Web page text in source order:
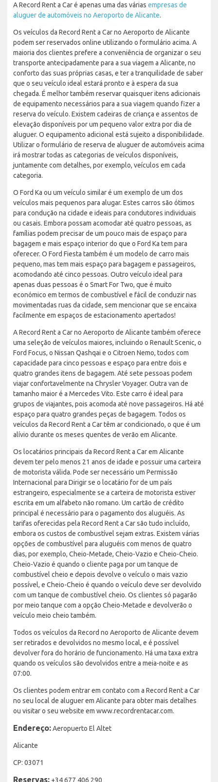
A Record Rent a Car é apenas uma das várias empresas de
aluguer de automóveis no Aeroporto de Alicante.
Os veículos da Record Rent a Car no Aeroporto de Alicante
podem ser reservados online utilizando o formulário acima. A
maioria dos clientes prefere a conveniência de organizar o seu
transporte antecipadamente para a sua viagem a Alicante, no
conforto das suas próprias casas, e ter a tranquilidade de saber
que o seu veículo ideal estará pronto e à espera da sua
chegada. É melhor também reservar quaisquer itens adicionais
de equipamento necessários para a sua viagem quando fizer a
reserva do veículo. Existem cadeiras de criança e assentos de
elevação disponíveis por um pequeno valor extra por dia de
aluguer. O equipamento adicional está sujeito a disponibilidade.
Utilizar o formulário de reserva de aluguer de automóveis acima
irá mostrar todas as categorias de veículos disponíveis,
juntamente com detalhes, por exemplo, veículos em cada
categoria.
O Ford Ka ou um veículo similar é um exemplo de um dos
veículos mais pequenos para alugar. Estes carros são ótimos
para condução na cidade e ideais para condutores individuais
ou casais. Embora possam acomodar até quatro pessoas, as
famílias podem precisar de um pouco mais de espaço para
bagagem e mais espaço interior do que o Ford Ka tem para
oferecer. O Ford Fiesta também é um modelo de carro mais
pequeno, mas tem mais espaço para bagagem e passageiros,
acomodando até cinco pessoas. Outro veículo ideal para
apenas duas pessoas é o Smart For Two, que é muito
económico em termos de combustível e fácil de conduzir nas
movimentadas ruas da cidade, sem mencionar que se encaixa
facilmente em espaços de estacionamento apertados!
A Record Rent a Car no Aeroporto de Alicante também oferece
uma seleção de veículos maiores, incluindo o Renault Scenic, o
Ford Focus, o Nissan Qashqai e o Citroen Nemo, todos com
capacidade para cinco pessoas e espaço para entre dois e
quatro grandes itens de bagagem. Até sete pessoas podem
viajar confortavelmente na Chrysler Voyager. Outra van de
tamanho maior é a Mercedes Vito. Este carro é ideal para
grupos de viajantes, pois acomoda até nove passageiros. Há até
espaço para quatro grandes peças de bagagem. Todos os
veículos da Record Rent a Car têm ar condicionado, o que é um
alívio durante os meses quentes de verão em Alicante.
Os locatários principais da Record Rent a Car em Alicante
devem ter pelo menos 21 anos de idade e possuir uma carteira
de motorista válida. Pode ser necessário um Permissão
Internacional para Dirigir se o locatário for de um país
estrangeiro, especialmente se a carteira de motorista estiver
escrita em um alfabeto não romano. Um cartão de crédito
principal é necessário para o pagamento dos aluguéis. As
tarifas oferecidas pela Record Rent a Car são tudo incluído,
embora os custos de combustível sejam extras. Existem várias
opções de combustível para aluguéis com menos de quatro
dias, por exemplo, Cheio-Metade, Cheio-Vazio e Cheio-Cheio.
Cheio-Vazio é quando o cliente paga por um tanque de
combustível cheio e depois devolve o veículo o mais vazio
possível, e Cheio-Cheio é quando o veículo deve ser devolvido
com um tanque de combustível cheio. Os clientes só pagarão
por meio tanque com a opção Cheio-Metade e devolverão o
veículo meio cheio também.
Todos os veículos da Record no Aeroporto de Alicante devem
ser retirados e devolvidos no mesmo local, e é possível
devolver fora do horário de funcionamento. Há uma taxa extra
quando os veículos são devolvidos entre a meia-noite e as
07:00.
Os clientes podem entrar em contato com a Record Rent a Car
no seu local de aluguer em Alicante para obter mais detalhes
ou visitar o seu website em www.recordrentacar.com.
Endereço:Aeropuerto El Altet
Alicante
CP: 03071
Reservas: +34 677 406 290